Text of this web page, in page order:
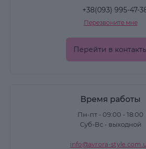
+38(093) 995-47-
Перезвоните мне
Перейти в
Время работы
Пн-пт - 09:00 - 18:00
Суб-Вс - выходной
info@avrora-